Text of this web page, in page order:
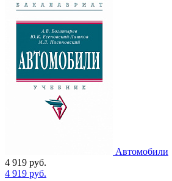
Автомобили
4 919 руб.
4 919 руб.